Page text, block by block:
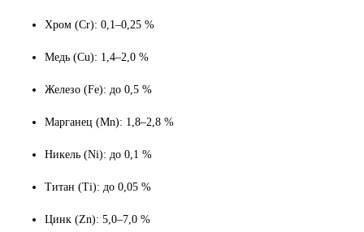
Хром (Cr): 0,1–0,25 %
Медь (Cu): 1,4–2,0 %
Железо (Fe): до 0,5 %
Марганец (Mn): 1,8–2,8 %
Никель (Ni): до 0,1 %
Титан (Ti): до 0,05 %
Цинк (Zn): 5,0–7,0 %